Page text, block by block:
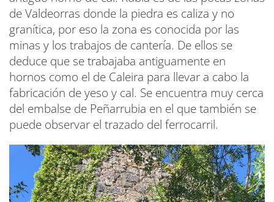
de Valdeorras donde la piedra es caliza y no
granítica, por eso la zona es conocida por las
minas y los trabajos de cantería. De ellos se
deduce que se trabajaba antiguamente en
hornos como el de Caleira para llevar a cabo la
fabricación de yeso y cal. Se encuentra muy cerca
del embalse de Peñarrubia en el que también se
puede observar el trazado del ferrocarril.